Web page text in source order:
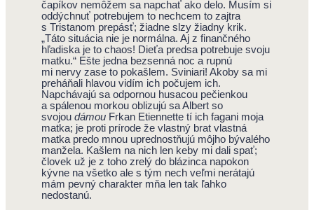
čapíkov nemôžem sa napchať ako delo. Musím si
oddýchnuť potrebujem to nechcem to zajtra
s Tristanom prepásť; žiadne slzy žiadny krik.
„Táto situácia nie je normálna. Aj z finančného
hľadiska je to chaos! Dieťa predsa potrebuje svoju
matku.“ Ešte jedna bezsenná noc a rupnú
mi nervy zase to pokašlem. Sviniari! Akoby sa mi
preháňali hlavou vidím ich počujem ich.
Napchávajú sa odpornou husacou pečienkou
a spálenou morkou oblizujú sa Albert so
svojou dámouFrkan Etiennette tí ich fagani moja
matka; je proti prírode že vlastný brat vlastná
matka predo mnou uprednostňujú môjho bývalého
manžela. Kašlem na nich len keby mi dali spať;
človek už je z toho zrelý do blázinca napokon
kývne na všetko ale s tým nech veľmi nerátajú
mám pevný charakter mňa len tak ľahko
nedostanú.